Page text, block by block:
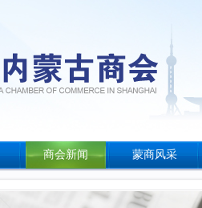
商会新闻 蒙商风采